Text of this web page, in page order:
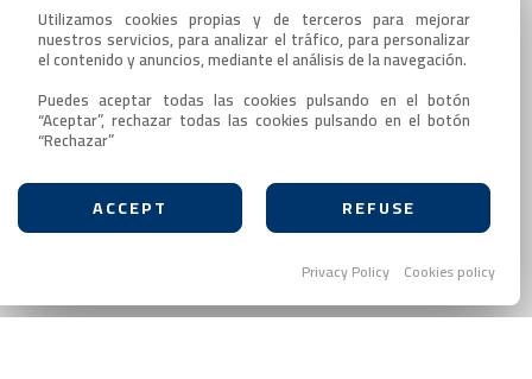
Utilizamos cookies propias y de terceros para mejorar
nuestros servicios, para analizar el tráfico, para personalizar
el contenido y anuncios, mediante el análisis de la navegación.
Puedes aceptar todas las cookies pulsando en el botón
“Aceptar”, rechazar todas las cookies pulsando en el botón
“Rechazar”
ACCEPT REFUSE
Privacy Policy Cookies policy
conectores por mes
El control de calidad se lleva a cabo conequipos de
última generación
Contacta